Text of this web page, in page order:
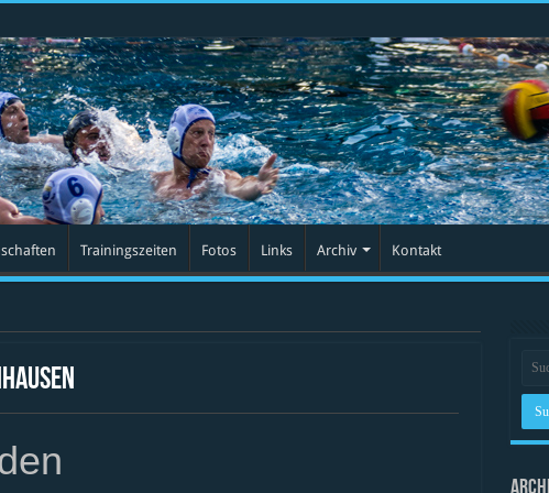
Trainingszeiten Fotos Links Archiv Kontakt